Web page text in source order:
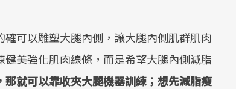
可以雕塑大腿內側，讓大腿內側肌群肌肉
健美強化肌肉線條，而是希望大腿內側減脂
那就可以靠收夾大腿機器訓練；想先減脂瘦